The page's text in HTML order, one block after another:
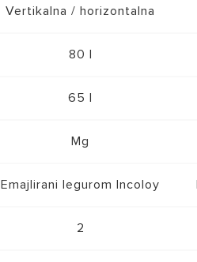
Vertikalna / horizontalna
80 l
65 l
Mg
Emajlirani legurom Incoloy
2